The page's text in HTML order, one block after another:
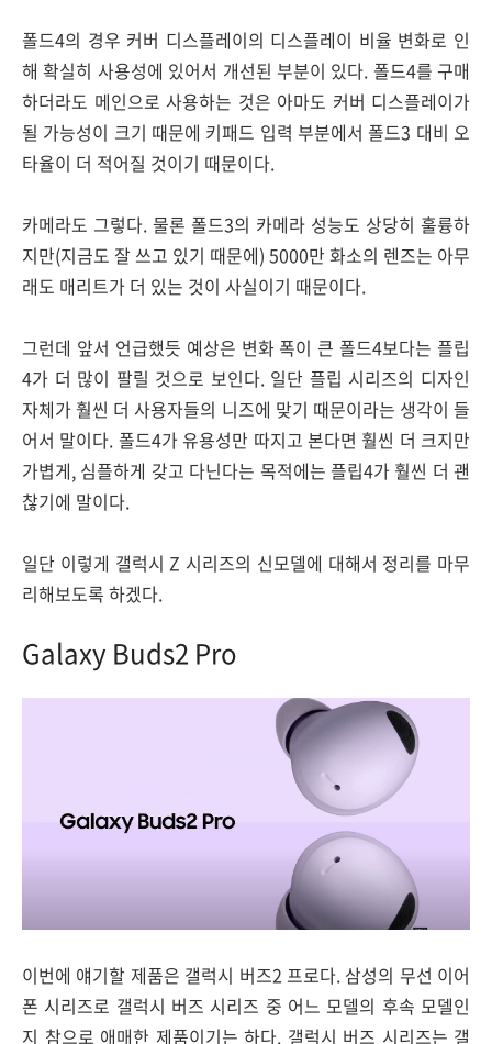
폴드4의 경우 커버 디스플레이의 디스플레이 비율 변화로 인
해 확실히 사용성에 있어서 개선된 부분이 있다. 폴드4를 구매
하더라도 메인으로 사용하는 것은 아마도 커버 디스플레이가
될 가능성이 크기 때문에 키패드 입력 부분에서 폴드3 대비 오
타율이 더 적어질 것이기 때문이다.
카메라도 그렇다. 물론 폴드3의 카메라 성능도 상당히 훌륭하
지만(지금도 잘 쓰고 있기 때문에) 5000만 화소의 렌즈는 아무
래도 매리트가 더 있는 것이 사실이기 때문이다.
그런데 앞서 언급했듯 예상은 변화 폭이 큰 폴드4보다는 플립
4가 더 많이 팔릴 것으로 보인다. 일단 플립 시리즈의 디자인
자체가 훨씬 더 사용자들의 니즈에 맞기 때문이라는 생각이 들
어서 말이다. 폴드4가 유용성만 따지고 본다면 훨씬 더 크지만
가볍게, 심플하게 갖고 다닌다는 목적에는 플립4가 훨씬 더 괜
찮기에 말이다.
일단 이렇게 갤럭시 Z 시리즈의 신모델에 대해서 정리를 마무
리해보도록 하겠다.
Galaxy Buds2 Pro
이번에 얘기할 제품은 갤럭시 버즈2 프로다. 삼성의 무선 이어
폰 시리즈로 갤럭시 버즈 시리즈 중 어느 모델의 후속 모델인
지 참으로 애매한 제품이기는 하다. 갤럭시 버즈 시리즈는 갤